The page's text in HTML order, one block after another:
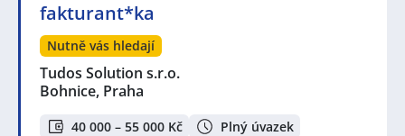
fakturant*ka
Nutně vás hledají
Tudos Solution s.r.o.
Bohnice, Praha
40 000 – 55 000 Kč
Plný úvazek